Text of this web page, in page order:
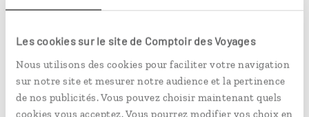
Les cookies sur le site de Comptoir des Voyages
Nous utilisons des cookies pour faciliter votre navigation
sur notre site et mesurer notre audience et la pertinence
de nos publicités. Vous pouvez choisir maintenant quels
cookies vous acceptez. Vous pourrez modifier vos choix en
Búzios hors saison
La station est l'une des stations balnéaires les plus
prisées du Brésil et elle accueille chaque année des
voyageurs venus des quatre coins du monde. Pourtant,